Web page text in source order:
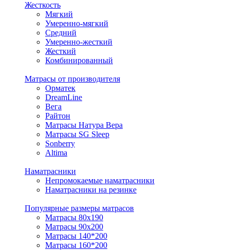
Жесткость
Мягкий
Умеренно-мягкий
Средний
Умеренно-жесткий
Жесткий
Комбинированный
Матрасы от производителя
Орматек
DreamLine
Вега
Райтон
Матрасы Натура Вера
Матрасы SG Sleep
Sonberry
Altima
Наматрасники
Непромокаемые наматрасники
Наматрасники на резинке
Популярные размеры матрасов
Матрасы 80x190
Матрасы 90x200
Матрасы 140*200
Матрасы 160*200